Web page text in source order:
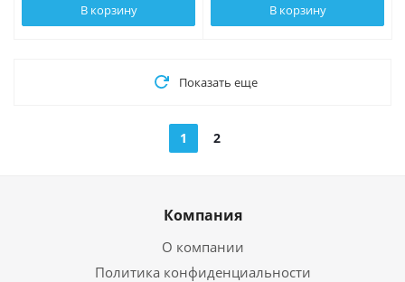
В корзину В корзину
Показать еще
1 2
Компания
О компании
Политика конфиденциальности